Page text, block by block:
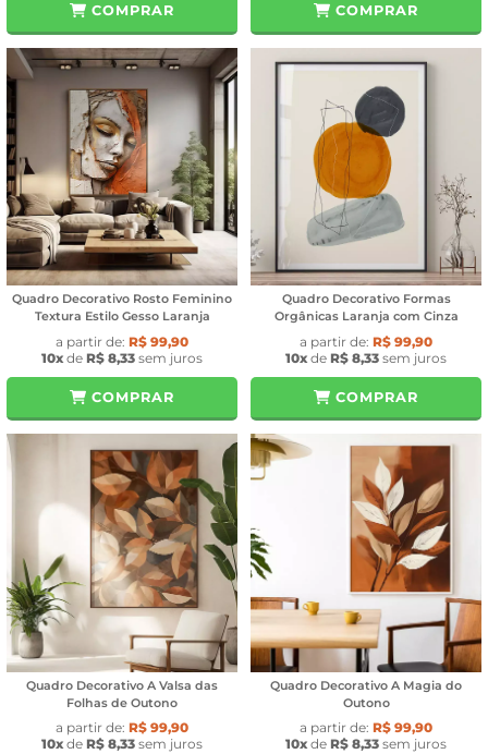
COMPRAR COMPRAR
Quadro Decorativo Rosto Feminino
Textura Estilo Gesso Laranja
a partir de: R$ 99,90
10x de R$ 8,33 sem juros
COMPRAR
Quadro Decorativo Formas
Orgânicas Laranja com Cinza
a partir de: R$ 99,90
10x de R$ 8,33 sem juros
COMPRAR
Quadro Decorativo A Valsa das
Folhas de Outono
a partir de: R$ 99,90
10x de R$ 8,33 sem juros
Quadro Decorativo A Magia do
Outono
a partir de: R$ 99,90
10x de R$ 8,33 sem juros